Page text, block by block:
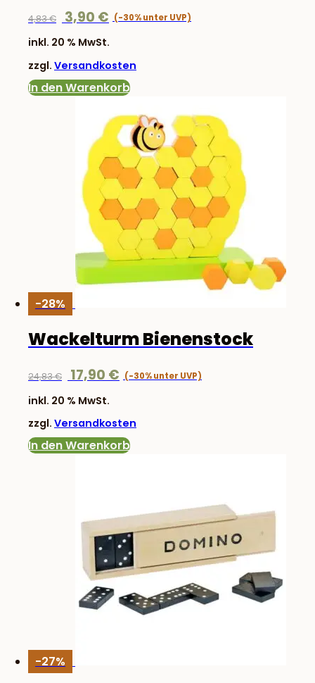
4,83€
Ursprünglicher
war:
4,83 €
3,90 €
inkl. 20 % MwSt.
zzgl. Versandkosten
In den Warenkorb
-28%
Wackelturm Bienenstock
24,83€
Ursprünglicher
war:
24,83 €
17,90€
inkl. 20 % MwSt.
zzgl. Versandkosten
In den Warenkorb
-27%